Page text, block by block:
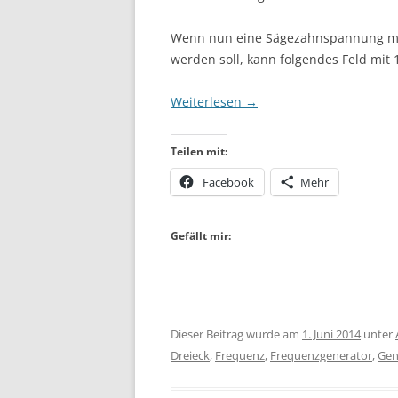
Wenn nun eine Sägezahnspannung
werden soll, kann folgendes Feld mit
Weiterlesen →
Teilen mit:
Facebook Mehr
Gefällt mir:
Dieser Beitrag wurde am 1. Juni 2014unter
Dreieck, Frequenz, Frequenzgenerator,